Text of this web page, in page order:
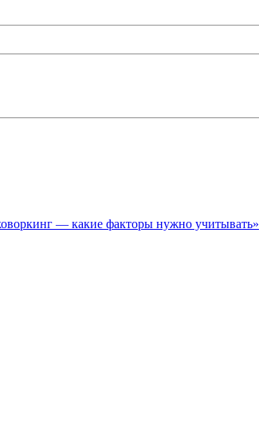
— какие факторы нужно учитывать»